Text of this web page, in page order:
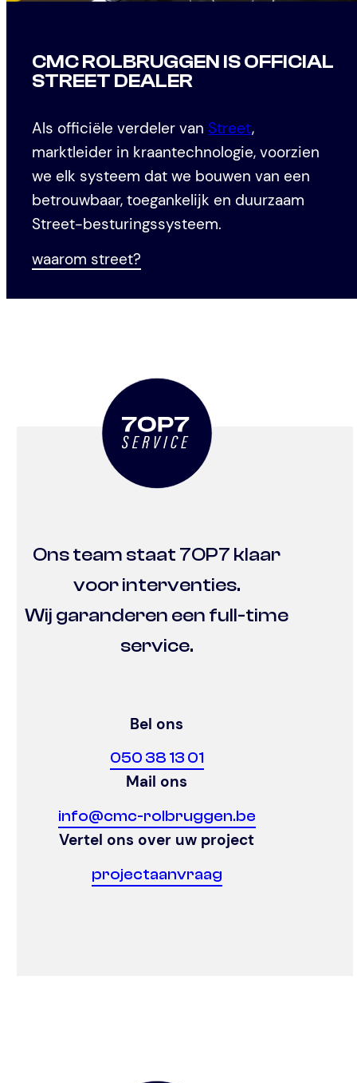
CMC ROLBRUGGEN IS OFFICIAL
STREET DEALER
Als officiële verdeler van Street,
marktleider in kraantechnologie, voorzien
we elk systeem dat we bouwen van een
betrouwbaar, toegankelijk en duurzaam
Street-besturingssysteem.
waarom street?
Ons team staat 7OP7 klaar
voor interventies.
Wij garanderen een full-time
service.
Bel ons
050 38 13 01
Mail ons
info@cmc-rolbruggen.be
Vertel ons over uw project
projectaanvraag